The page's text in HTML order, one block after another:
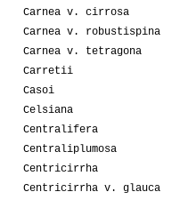
Carnea v. cirrosa
Carnea v. robustispina
Carnea v. tetragona
Carretii
Casoi
Celsiana
Centralifera
Centraliplumosa
Centricirrha
Centricirrha v. glauca